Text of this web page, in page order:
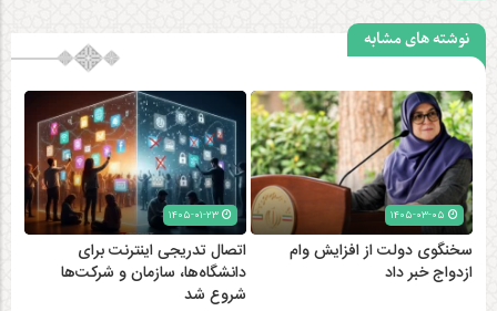
نوشته های مشابه
سخنگوی دولت از افزایش وام
ازدواج خبر داد
اتصال تدریجی اینترنت برای
دانشگاه‌ها، سازمان و شرکت‌ها
شروع شد